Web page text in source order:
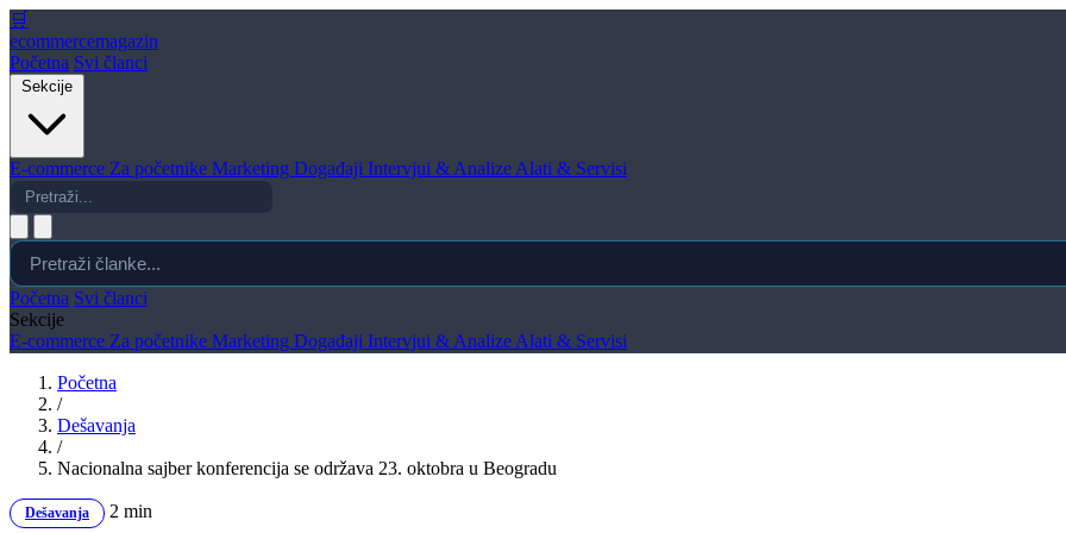
🛒
ecommercemagazin
Početna Svi članci
Sekcije
E-commerceZa početnikeMarketingDogađajiIntervjui & AnalizeAlati & Servisi
Početna Svi članci
Sekcije
E-commerceZa početnikeMarketingDogađajiIntervjui & AnalizeAlati & Servisi
Početna
/
Dešavanja
/
Nacionalna sajber konferencija se održava 23. oktobra u Beogradu
Dešavanja 2 min